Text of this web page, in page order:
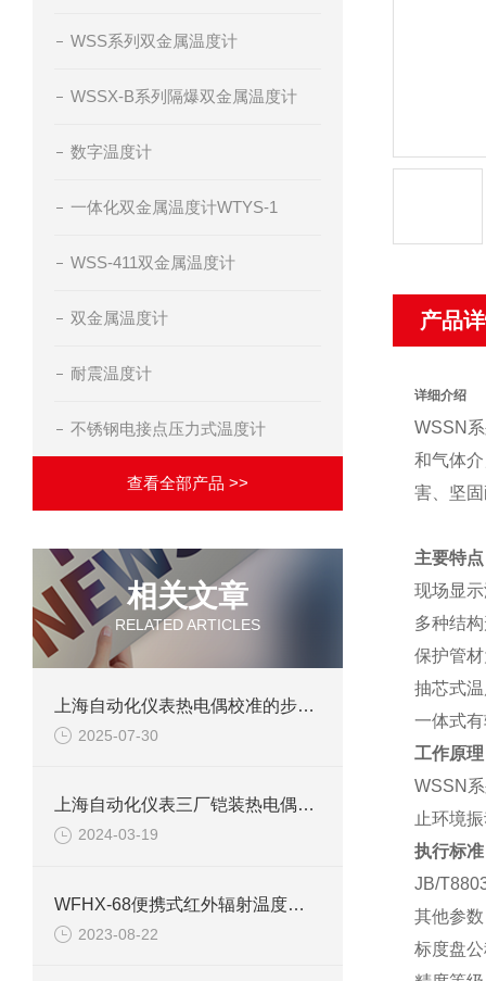
WSS系列双金属温度计
WSSX-B系列隔爆双金属温度计
数字温度计
一体化双金属温度计WTYS-1
WSS-411双金属温度计
双金属温度计
耐震温度计
不锈钢电接点压力式温度计
查看全部产品 >>
相关文章
RELATED ARTICLES
上海自动化仪表热电偶校准的步骤有哪些？
2025-07-30
上海自动化仪表三厂铠装热电偶产品介绍
2024-03-19
WFHX-68便携式红外辐射温度计技术要点及参数
2023-08-22
产品
详细介绍
WSSN
和气体
害、坚
主要特点
现场显
多种结
保护管
抽芯式
一体式
工作原理
WSSN
止环境
执行标准
JB/
其他参数
标度盘